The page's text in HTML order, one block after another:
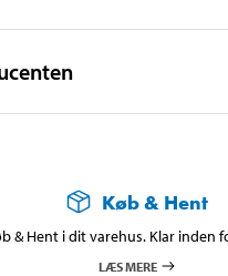
Køb & Hent
& Hent i dit varehus. Klar inden
LÆS MERE